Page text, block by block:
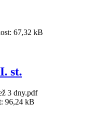
67,32 kB
st.
3 dny.pdf
96,24 kB